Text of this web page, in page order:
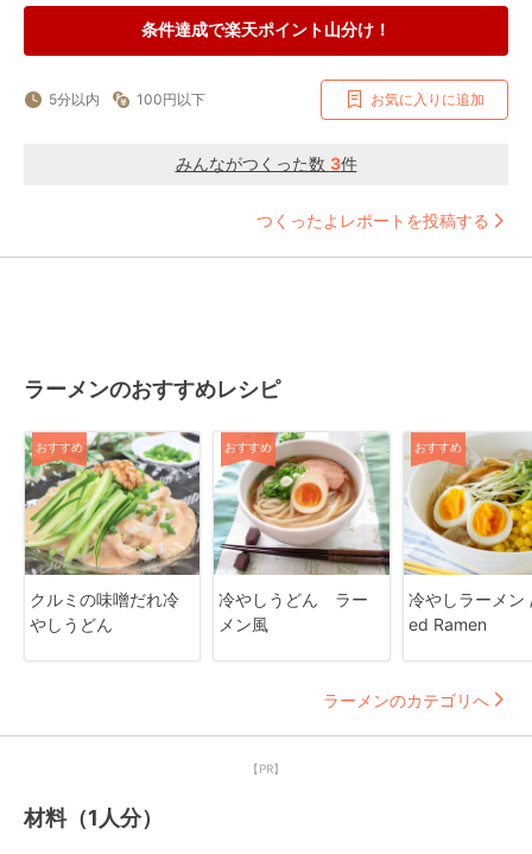
条件達成で楽天ポイント山分け！
5分以内 100円以下 お気に入りに追加
みんながつくった数 3件
つくったよレポートを投稿する
ラーメンのおすすめレシピ
おすすめ
クルミの味噌だれ冷
やしうどん
おすすめ
冷やしうどん ラー
メン風
おすすめ
冷やしラーメン
ed Ramen
ラーメンのカテゴリへ
【PR】
材料（1人分）